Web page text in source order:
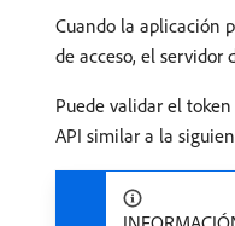
Cuando la aplicación
de acceso, el servidor
Puede validar el
API similar a la